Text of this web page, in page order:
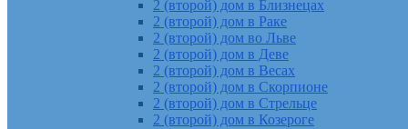
2 (второй) дом в Близнецах
2 (второй) дом в Раке
2 (второй) дом во Льве
2 (второй) дом в Деве
2 (второй) дом в Весах
2 (второй) дом в Скорпионе
2 (второй) дом в Стрельце
2 (второй) дом в Козероге